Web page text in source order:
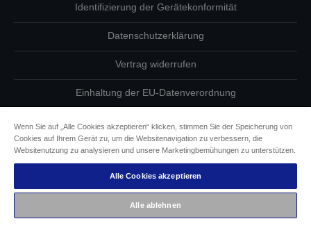
Identifizierung der Gerätekonformität
Datenschutzerklärung
Vertrag widerrufen
Einhaltung der EU-Datenverordnung
Informationen zu Cookies
Epson Engagement für Barrierefreiheit
Copyright © 2026 Seiko Epson
Wenn Sie auf „Alle Cookies akzeptieren“ klicken, stimmen Sie der Speicherung von
Cookies auf Ihrem Gerät zu, um die Websitenavigation zu verbessern, die
Websitenutzung zu analysieren und unsere Marketingbemühungen zu unterstützen.
Alle Cookies akzeptieren
Alle ablehnen